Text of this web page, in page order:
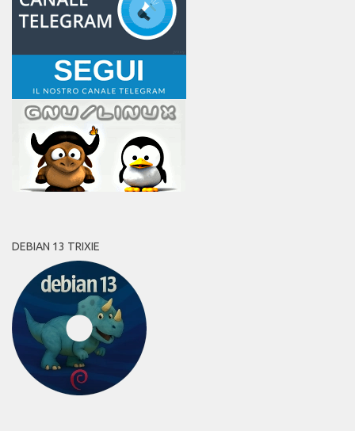
DEBIAN 13 TRIXIE